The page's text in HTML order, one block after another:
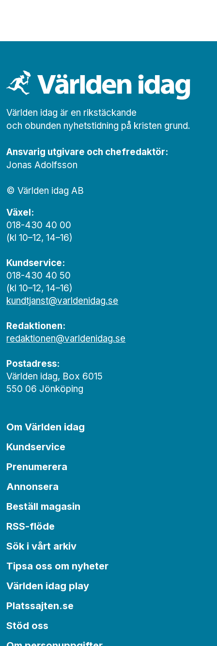
Världen idag är en rikstäckande
och obunden nyhets­­­tidning på kristen grund.
Ansvarig utgivare och chef­redaktör:
Jonas Adolfsson
© Världen idag AB
Växel:
018-430 40 00
(kl 10–12, 14–16)
Kundservice:
018-430 40 50
(kl 10–12, 14–16)
kundtjanst@varldenidag.se
Redaktionen:
redaktionen@varldenidag.se
Postadress:
Världen idag, Box 6015
550 06 Jönköping
Om Världen idag
Kundservice
Prenumerera
Annonsera
Beställ magasin
RSS-flöde
Sök i vårt arkiv
Tipsa oss om nyheter
Världen idag play
Platssajten.se
Stöd oss